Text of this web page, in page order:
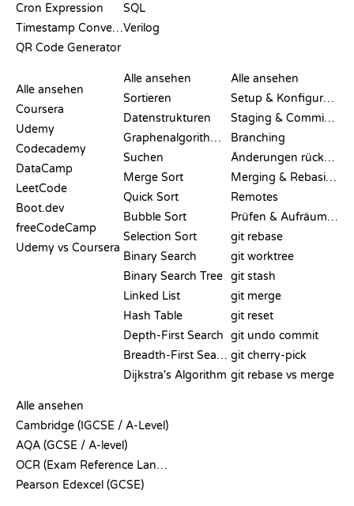
Cron Expression
Timestamp Converter
QR Code Generator
SQL
Verilog
Alle ansehen
Coursera
Udemy
Codecademy
DataCamp
LeetCode
Boot.dev
freeCodeCamp
Udemy vs Coursera
Alle ansehen
Sortieren
Datenstrukturen
Graphenalgorithmen
Suchen
Merge Sort
Quick Sort
Bubble Sort
Selection Sort
Binary Search
Binary Search Tree
Linked List
Hash Table
Depth-First Search
Breadth-First Search
Dijkstra's Algorithm
Alle ansehen
Setup & Konfiguration
Staging & Committing
Branching
Änderungen rückgängig machen
Merging & Rebasing
Remotes
Prüfen & Aufräumen
git rebase
git worktree
git stash
git merge
git reset
git undo commit
git cherry-pick
git rebase vs merge
Alle ansehen
Cambridge (IGCSE / A-Level)
AQA (GCSE / A-level)
OCR (Exam Reference Language)
Pearson Edexcel (GCSE)